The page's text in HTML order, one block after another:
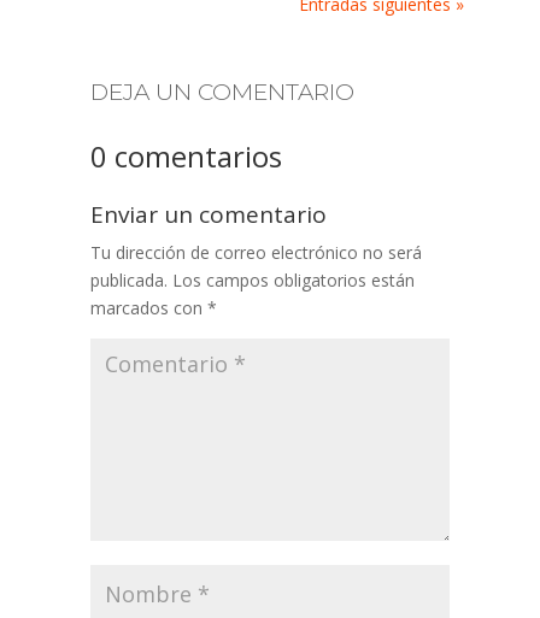
DEJA UN COMENTARIO
0 comentarios
Enviar un comentario
Tu dirección de correo electrónico no será
publicada. Los campos obligatorios están
marcados con *